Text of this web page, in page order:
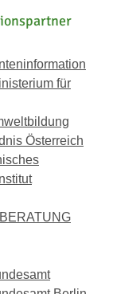
für
Österreich